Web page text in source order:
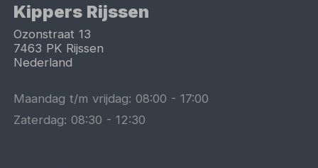
Kippers Rijssen
Ozonstraat 13
7463 PK Rijssen
Nederland
Maandag t/m vrijdag:08:00 -17:00
Zaterdag:08:30 -12:30